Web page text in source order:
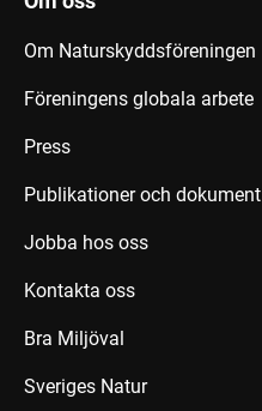
Om Naturskyddsföreningen
Föreningens globala arbete
Press
Publikationer och dokument
Jobba hos oss
Kontakta oss
Bra Miljöval
Sveriges Natur